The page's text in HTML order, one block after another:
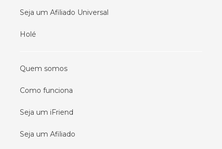
Seja um Afiliado Universal
Holé
Quem somos
Como funciona
Seja um iFriend
Seja um Afiliado